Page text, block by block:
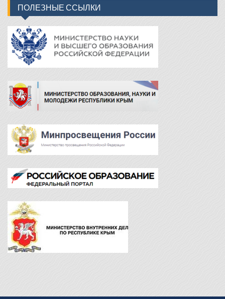
ПОЛЕЗНЫЕ ССЫЛКИ